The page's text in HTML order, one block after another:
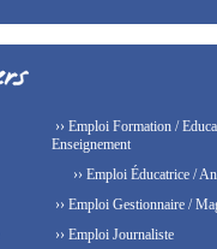
›› Emploi Formation /
Enseignement
›› Emploi Éducatrice /
›› Emploi Gestionnaire /
›› Emploi Journaliste